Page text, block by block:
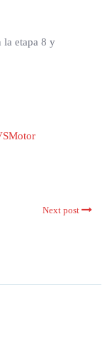
la etapa 8 y
Next post